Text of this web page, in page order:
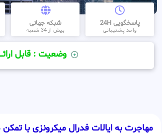
پاسخگویی 24H
واحد پشتیبانی
شبکه جهانی
بیش از 34 شعبه
وضعیت : قابل
مهاجرت به ایالات فدرال میکرونزی با تمکن